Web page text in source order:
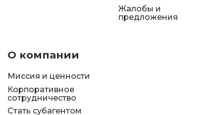
Жалобы и
предложения
О компании
Миссия и ценности
Корпоративное
сотрудничество
Стать субагентом